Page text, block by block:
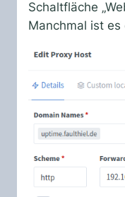
Schaltfläche
Manchmal ist